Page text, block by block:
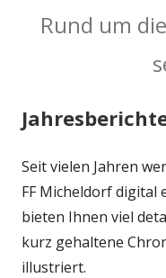
Rund um
Seit vielen Jahren
FF Micheldorf digital
bieten Ihnen viel
kurz gehaltene
illustriert.